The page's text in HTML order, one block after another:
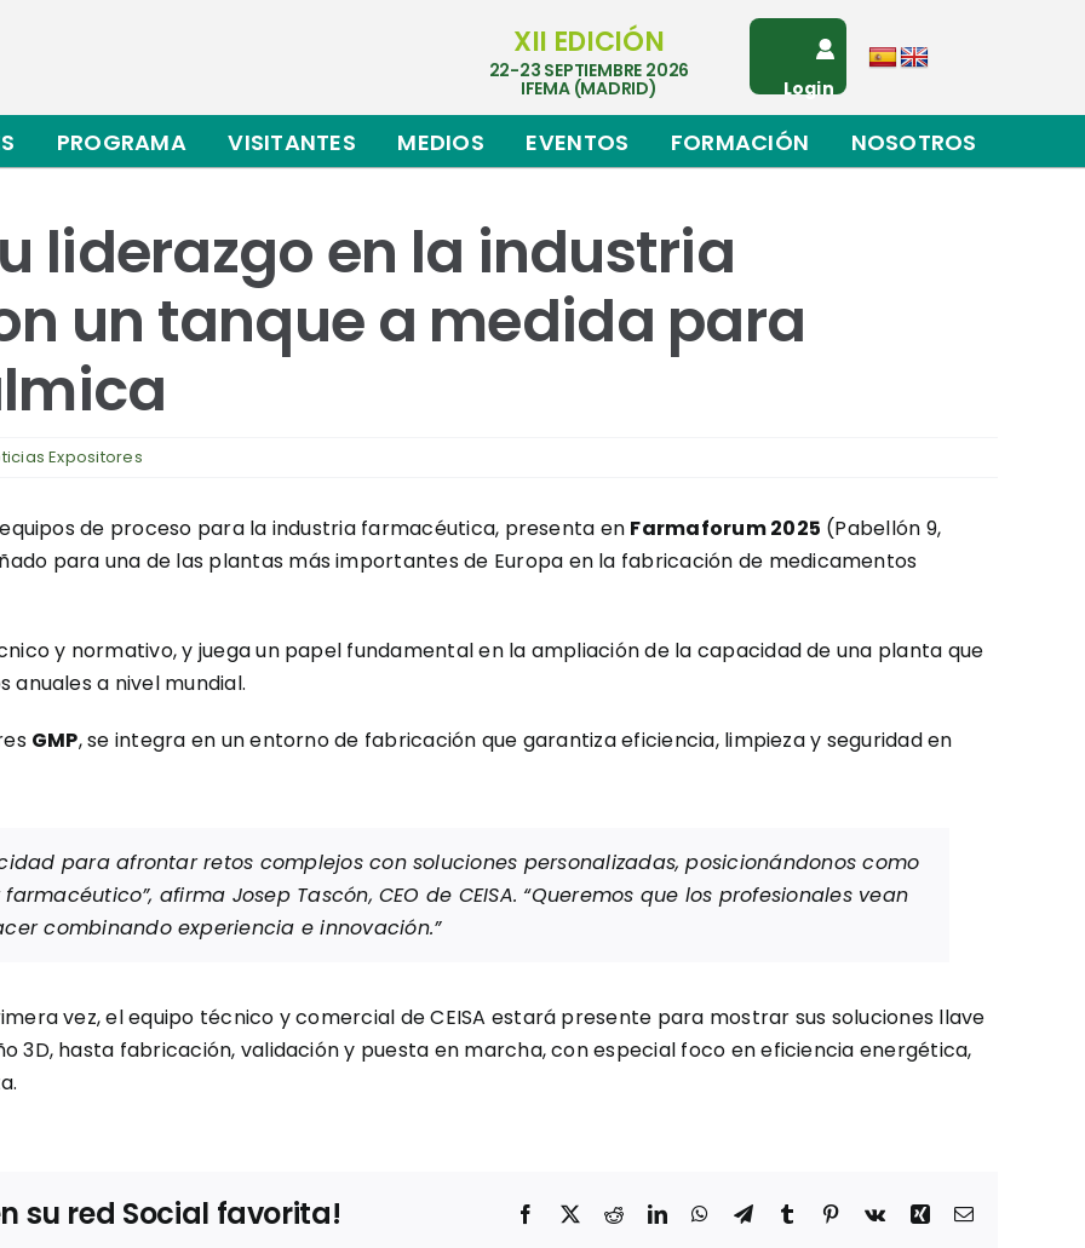
XII EDICIÓN
22-23 SEPTIEMBRE 2026
IFEMA (MADRID) Login
PROGRAMA VISITANTES MEDIOS EVENTOS FORMACIÓN NOSOTROS
liderazgo en la industria
un tanque a medida para
Expositores
de proceso para la industria farmacéutica, presenta en Farmaforum 2025 (Pabellón 9,
para una de las plantas más importantes de Europa en la fabricación de medicamentos
y normativo, y juega un papel fundamental en la ampliación de la capacidad de una planta que
anuales a nivel mundial.
GMP, se integra en un entorno de fabricación que garantiza eficiencia, limpieza y seguridad en
para afrontar retos complejos con soluciones personalizadas, posicionándonos como
afirma Josep Tascón, CEO de CEISA. “Queremos que los profesionales vean
combinando experiencia e innovación.”
vez, el equipo técnico y comercial de CEISA estará presente para mostrar sus soluciones llave
3D, hasta fabricación, validación y puesta en marcha, con especial foco en eficiencia energética,
su red Social favorita! Facebook
X RedditLinkedInWhatsApp
TelegramTumblr Pinterest
Vk Xing Correo